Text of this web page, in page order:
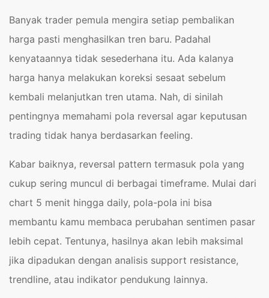
Banyak trader pemula mengira setiap pembalikan
harga pasti menghasilkan tren baru. Padahal
kenyataannya tidak sesederhana itu. Ada kalanya
harga hanya melakukan koreksi sesaat sebelum
kembali melanjutkan tren utama. Nah, di sinilah
pentingnya memahami pola reversal agar keputusan
trading tidak hanya berdasarkan feeling.
Kabar baiknya, reversal pattern termasuk pola yang
cukup sering muncul di berbagai timeframe. Mulai dari
chart 5 menit hingga daily, pola-pola ini bisa
membantu kamu membaca perubahan sentimen pasar
lebih cepat. Tentunya, hasilnya akan lebih maksimal
jika dipadukan dengan analisis support resistance,
trendline, atau indikator pendukung lainnya.